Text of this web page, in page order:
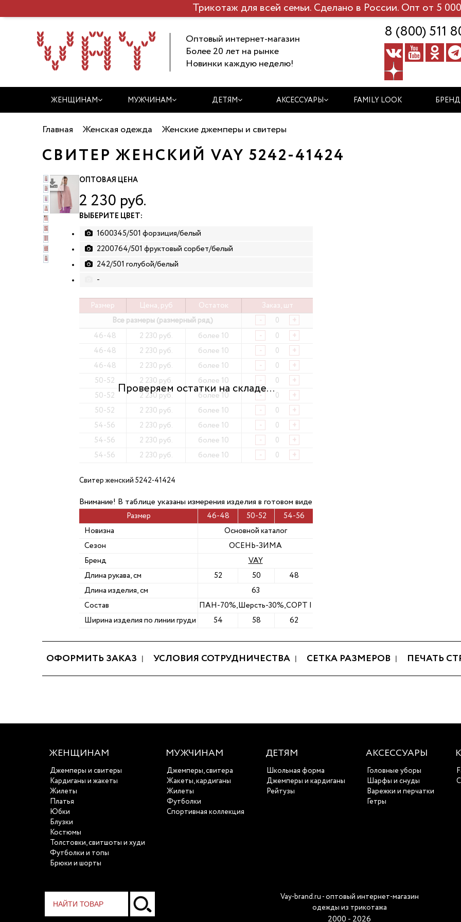
Трикотаж для всей семьи. Сделано в России. Опт от 5
Оптовый интернет-магазин
Более 20 лет на рынке
Новинки каждую неделю!
8 (800) 511
ЖЕНЩИНАМ МУЖЧИНАМ ДЕТЯМ АКСЕССУАРЫ FAMILY LOOK
Главная Женская одежда Женские джемперы и свитеры
СВИТЕР ЖЕНСКИЙ VAY 5242-41424
фото ОПТОВАЯ ЦЕНА
2 230 руб.
ВЫБЕРИТЕ ЦВЕТ:
1600345/501 форзиция/белый
2200764/501 фруктовый сорбет/белый
242/501 голубой/белый
-
Размер Цена, руб Остаток
Заказ, шт
Все размеры (размерный ряд)
- +
46-48 2 230 руб. более 10 - +
46-48 2 230 руб. более 10 - +
46-48 2 230 руб. более 10 - +
50-52 2 230 руб. более 10 - +
50-52 2 230 руб. более 10 - +
50-52 2 230 руб. более 10 - +
54-56 2 230 руб. более 10 - +
54-56 2 230 руб. более 10 - +
54-56 2 230 руб. более 10 - +
Свитер женский 5242-41424
Внимание! В таблице указаны измерения изделия в готовом виде
Размер 46-48 50-52
54-56
Новизна
Основной каталог
Сезон
ОСЕНЬ-ЗИМА
Бренд
VAY
Длина рукава, см
52 50
48
Длина изделия, см
63
Состав
ПАН-70%,Шерсть-30%,СОРТ I
Ширина изделия по линии груди
54 58 62
ОФОРМИТЬ ЗАКАЗ УСЛОВИЯ СОТРУДНИЧЕСТВА СЕТКА РАЗМЕРОВ ПЕЧАТЬ
ЖЕНЩИНАМ
Джемперы и свитеры
Кардиганы и жакеты
Жилеты
Платья
Юбки
Блузки
Костюмы
Толстовки, свитшоты и худи
Футболки и топы
Брюки и шорты
МУЖЧИНАМ
Джемперы, свитера
Жакеты, кардиганы
Жилеты
Футболки
Спортивная коллекция
ДЕТЯМ
Школьная форма
Джемперы и кардиганы
Рейтузы
АКСЕССУАРЫ
Головные уборы
Шарфы и снуды
Варежки и перчатки
Гетры
Vay-brand.ru - оптовый интернет-магазин
одежды из трикотажа
2000 - 2026